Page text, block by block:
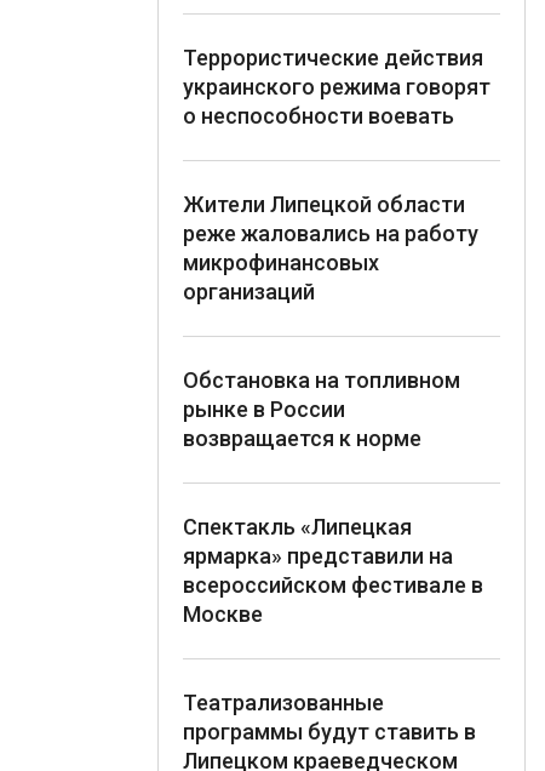
Террористические действия
украинского режима говорят
о неспособности воевать
Жители Липецкой области
реже жаловались на работу
микрофинансовых
организаций
Обстановка на топливном
рынке в России
возвращается к норме
Спектакль «Липецкая
ярмарка» представили на
всероссийском фестивале в
Москве
Театрализованные
программы будут ставить в
Липецком краеведческом